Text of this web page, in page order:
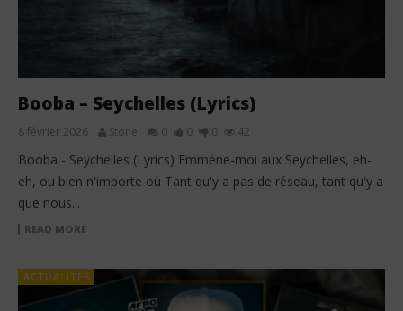
Booba – Seychelles (Lyrics)
8 février 2026 Stone 0 0 0 42
Booba - Seychelles (Lyrics) Emmène-moi aux Seychelles, eh-
eh, ou bien n'importe où Tant qu'y a pas de réseau, tant qu'y a
que nous...
READ MORE
ACTUALITÉS